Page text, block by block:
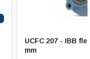
UCFC 207 - IBB
mm